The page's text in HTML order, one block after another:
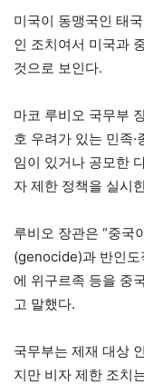
미국이 동맹국인 태
인 조치여서 미국과
것으로 보인다.
마코 루비오 국무부
호 우려가 있는 민족
임이 있거나 공모한
자 제한 정책을 실시
루비오 장관은 “중국
(genocide)과 반인도
에 위구르족 등을 중
고 말했다.
국무부는 제재 대상
지만 비자 제한 조치